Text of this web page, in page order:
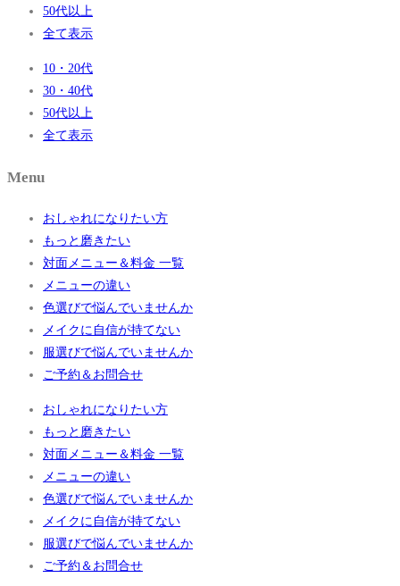
50代以上
全て表示
10・20代
30・40代
50代以上
全て表示
Menu
おしゃれになりたい方
もっと磨きたい
対面メニュー＆料金 一覧
メニューの違い
色選びで悩んでいませんか
メイクに自信が持てない
服選びで悩んでいませんか
ご予約＆お問合せ
おしゃれになりたい方
もっと磨きたい
対面メニュー＆料金 一覧
メニューの違い
色選びで悩んでいませんか
メイクに自信が持てない
服選びで悩んでいませんか
ご予約＆お問合せ